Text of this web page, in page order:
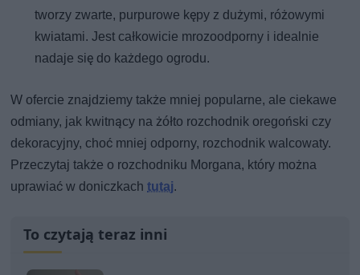
tworzy zwarte, purpurowe kępy z dużymi, różowymi
kwiatami. Jest całkowicie mrozoodporny i idealnie
nadaje się do każdego ogrodu.
W ofercie znajdziemy także mniej popularne, ale ciekawe
odmiany, jak kwitnący na żółto rozchodnik oregoński czy
dekoracyjny, choć mniej odporny, rozchodnik walcowaty.
Przeczytaj także o rozchodniku Morgana, który można
uprawiać w doniczkachtutaj.
To czytają teraz inni